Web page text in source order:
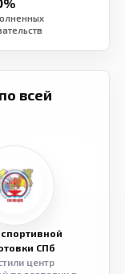
всей
СПб
центр